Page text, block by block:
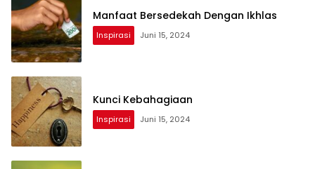
Manfaat Bersedekah Dengan Ikhlas
Inspirasi Juni 15, 2024
Kunci Kebahagiaan
Inspirasi Juni 15, 2024